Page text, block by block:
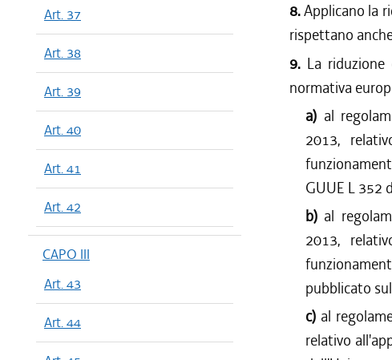
Art. 37
Art. 38
Art. 39
Art. 40
Art. 41
Art. 42
CAPO III
Art. 43
Art. 44
8.Applicano la
rispettano
9. La
normativa
a) al
2013,
GUUE L 352
b) al
2013,
pubblicato
c) al
relativo